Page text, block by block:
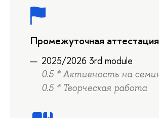
Промежуточная аттестация
2025/2026 3rd module
0.5 * Активность на
0.5 * Творческая работа